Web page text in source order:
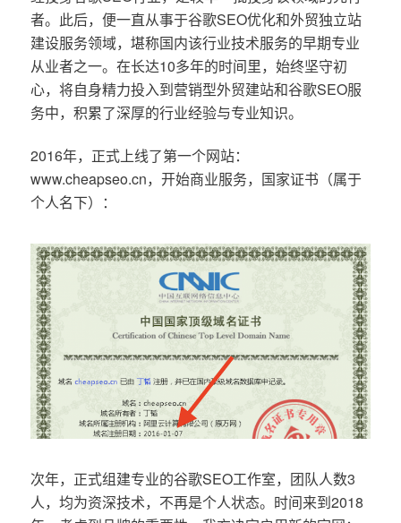
者。此后，便一直从事于谷歌SEO优化和外贸独立站
建设服务领域，堪称国内该行业技术服务的早期专业
从业者之一。在长达10多年的时间里，始终坚守初
心，将自身精力投入到营销型外贸建站和谷歌SEO服
务中，积累了深厚的行业经验与专业知识。
2016年，正式上线了第一个网站：
www.cheapseo.cn，开始商业服务，国家证书（属于
个人名下）：
次年，正式组建专业的谷歌SEO工作室，团队人数3
人，均为资深技术，不再是个人状态。时间来到2018